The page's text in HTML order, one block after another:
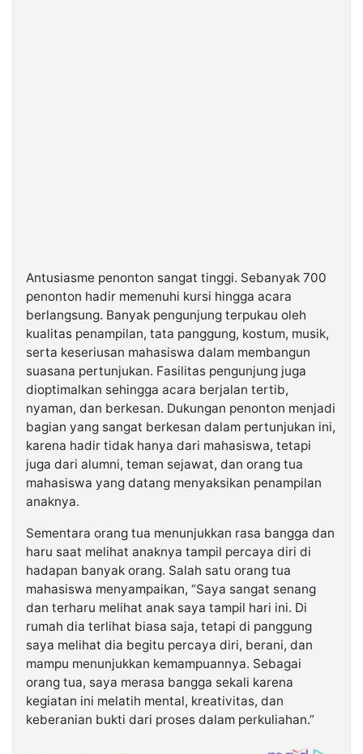
Antusiasme penonton sangat tinggi. Sebanyak 700
penonton hadir memenuhi kursi hingga acara
berlangsung. Banyak pengunjung terpukau oleh
kualitas penampilan, tata panggung, kostum, musik,
serta keseriusan mahasiswa dalam membangun
suasana pertunjukan. Fasilitas pengunjung juga
dioptimalkan sehingga acara berjalan tertib,
nyaman, dan berkesan. Dukungan penonton menjadi
bagian yang sangat berkesan dalam pertunjukan ini,
karena hadir tidak hanya dari mahasiswa, tetapi
juga dari alumni, teman sejawat, dan orang tua
mahasiswa yang datang menyaksikan penampilan
anaknya.
Sementara orang tua menunjukkan rasa bangga dan
haru saat melihat anaknya tampil percaya diri di
hadapan banyak orang. Salah satu orang tua
mahasiswa menyampaikan, “Saya sangat senang
dan terharu melihat anak saya tampil hari ini. Di
rumah dia terlihat biasa saja, tetapi di panggung
saya melihat dia begitu percaya diri, berani, dan
mampu menunjukkan kemampuannya. Sebagai
orang tua, saya merasa bangga sekali karena
kegiatan ini melatih mental, kreativitas, dan
keberanian bukti dari proses dalam perkuliahan.”